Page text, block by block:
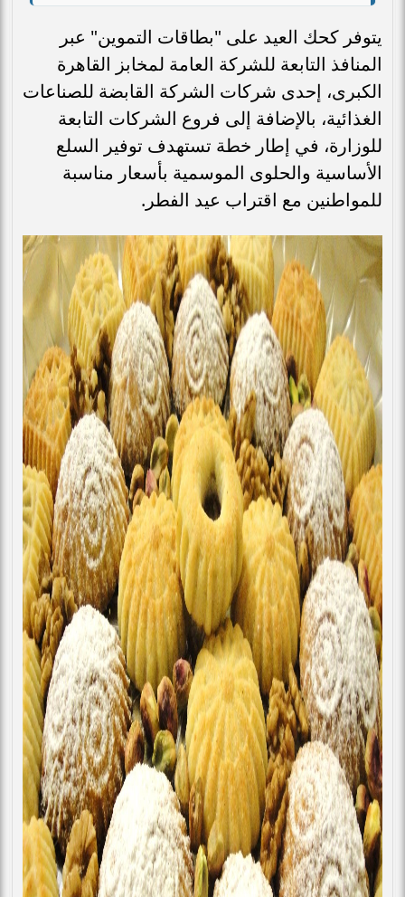
يتوفر كحك العيد على "بطاقات التموين" عبر
المنافذ التابعة للشركة العامة لمخابز القاهرة
الكبرى، إحدى شركات الشركة القابضة للصناعات
الغذائية، بالإضافة إلى فروع الشركات التابعة
للوزارة، في إطار خطة تستهدف توفير السلع
الأساسية والحلوى الموسمية بأسعار مناسبة
للمواطنين مع اقتراب عيد الفطر.